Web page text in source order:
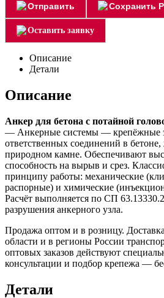
Отправить Сохранить
Оставить заявку
Описание
Детали
Описание
Анкер для бетона с потайной
— Анкерные системы — крепёжные
ответственных соединений в
природном камне. Обеспечивают
способность на вырыв и срез.
принципу работы: механические
распорные) и химические
Расчёт выполняется по СП
разрушения анкерного узла.
Продажа оптом и в розницу.
области и в регионы России
оптовых заказов действуют
консультации и подбор крепежа —
Детали